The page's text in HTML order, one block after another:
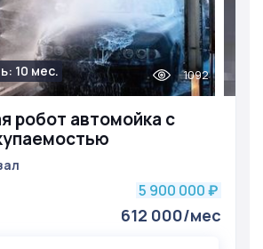
робот автомойка с
10 мес. 1092
5 900 000 ₽
612 000/мес